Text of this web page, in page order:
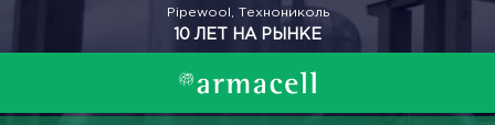
Pipewool, Технониколь
10 ЛЕТ НА РЫНКЕ